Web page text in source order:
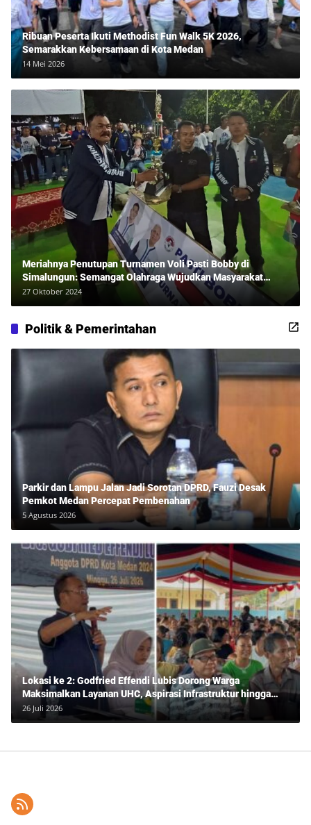
Ribuan Peserta Ikuti Methodist Fun Walk 5K 2026,
Semarakkan Kebersamaan di Kota Medan
14 Mei 2026
Meriahnya Penutupan Turnamen Voli Pasti Bobby di
Simalungun: Semangat Olahraga Wujudkan Masyarakat
Sehat Bersama Erwan Rozadi dan Ribuan Penonton!
27 Oktober 2024
Politik & Pemerintahan
Parkir dan Lampu Jalan Jadi Sorotan DPRD, Fauzi Desak
Pemkot Medan Percepat Pembenahan
5 Agustus 2026
Lokasi ke 2: Godfried Effendi Lubis Dorong Warga
Maksimalkan Layanan UHC, Aspirasi Infrastruktur hingga
Pendidikan Mengemuka dalam Reses Medan Amplas
26 Juli 2026